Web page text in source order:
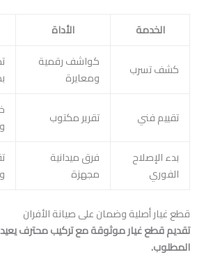
الخدمة الأداة
كشف تسرب
كواشف رقمية
ومعايرة
تقييم فني تقرير مكتوب
بدء الإصلاح
الفوري
فرق ميدانية
مجهزة
قطع غيار أصلية وضمان على صيانة الأفران
تقديم قطع غيار موثوقة مع تركيب محترف يعيد
المطلوب.